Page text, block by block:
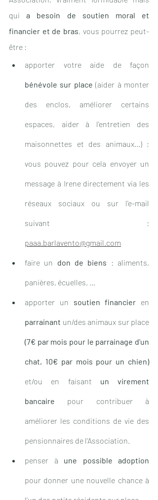
qui a besoin de soutien moral et
financier et de bras, vous pourrez peut-
être :
bénévole sur place (aider à monter
des enclos, améliorer certains
espaces, aider à l'entretien des
maisonnettes et des animaux...) ;
vous pouvez pour cela envoyer un
message à Irene directement via les
réseaux sociaux ou sur l'e-mail
paaa.barlavento@gmail.com
faire un don de biens : aliments,
panières, écuelles, ...
apporter un soutien financier
parrainant
(7€ par mois pour le parrainage d'un
chat, 10€ par mois pour un chien)
et/ou en faisant un virement
bancaire pour contribuer à
améliorer les conditions de vie des
pensionnaires de l'Association.
penser à une possible adoption
pour donner une nouvelle chance à